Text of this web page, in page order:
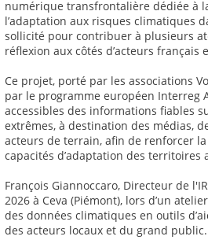
numérique transfrontalière dédiée à
l’adaptation aux risques climatiques
sollicité pour contribuer à plusieurs
réflexion aux côtés d’acteurs français
Ce projet, porté par les associations
par le programme européen Interreg
accessibles des informations fiables
extrêmes, à destination des médias,
acteurs de terrain, afin de renforcer
capacités d’adaptation des territoires
François Giannoccaro, Directeur de
2026 à Ceva (Piémont), lors d’un
des données climatiques en outils
des acteurs locaux et du grand public.